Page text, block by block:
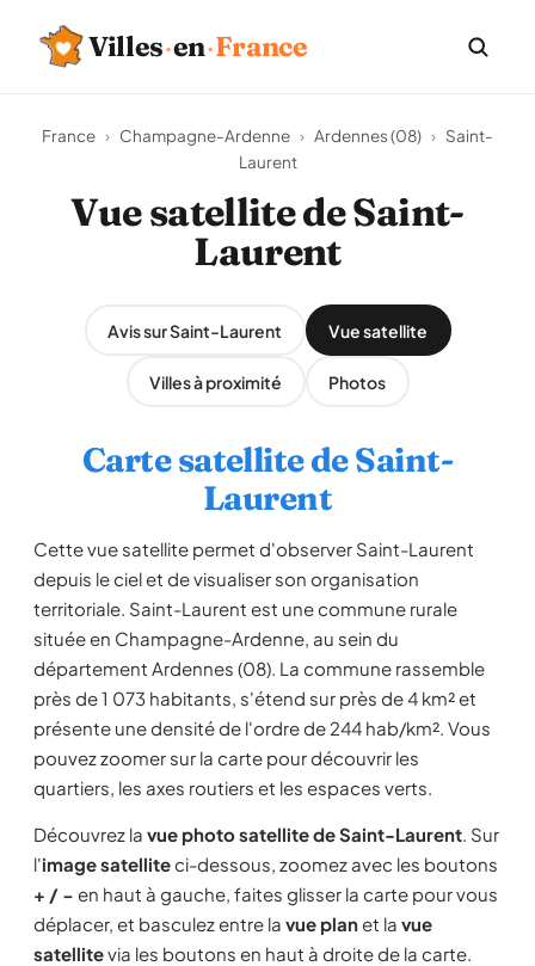
Villes·en·France
France › Champagne-Ardenne › Ardennes (08) › Saint-
Laurent
Vue satellite de Saint-
Laurent
Avis sur Saint-Laurent Vue satellite
Villes à proximité Photos
Carte satellite de Saint-
Laurent
Cette vue satellite permet d'observer Saint-Laurent
depuis le ciel et de visualiser son organisation
territoriale. Saint-Laurent est une commune rurale
située en Champagne-Ardenne, au sein du
département Ardennes (08). La commune rassemble
près de 1 073 habitants, s'étend sur près de 4 km² et
présente une densité de l'ordre de 244 hab/km². Vous
pouvez zoomer sur la carte pour découvrir les
quartiers, les axes routiers et les espaces verts.
Découvrez la vue photo satellite de Saint-Laurent. Sur
l'image satelliteci-dessous, zoomez avec les boutons
+ / − en haut à gauche, faites glisser la carte pour vous
déplacer, et basculez entre la vue planet la vue
satellitevia les boutons en haut à droite de la carte.